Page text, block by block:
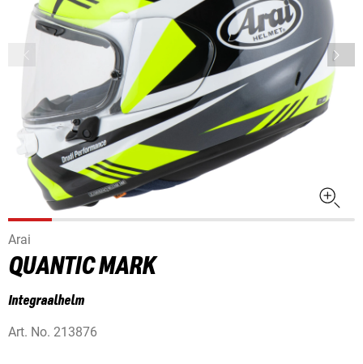
Arai
QUANTIC MARK
Integraalhelm
Art. No. 213876